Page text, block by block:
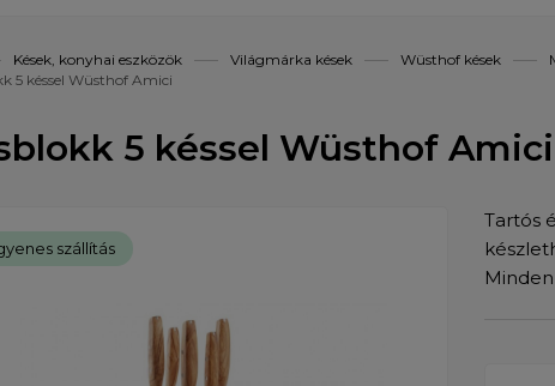
Kések, konyhai eszközök Világmárka kések Wüsthof kések
5 késsel Wüsthof Amici
5 késsel Wüsthof Amici
szállítás
Tartós